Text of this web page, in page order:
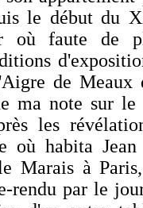
le début du
où faute de
de Meaux
ma note sur
les
où habita
Marais à
rendu par le